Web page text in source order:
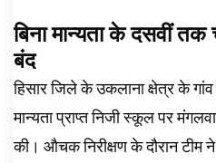
बिना मान्यता के दसवीं
बंद
हिसार जिले के उकलाना क्षेत्र के
मान्यता प्राप्त निजी स्कूल पर
की। औचक निरीक्षण के दौरान टीम